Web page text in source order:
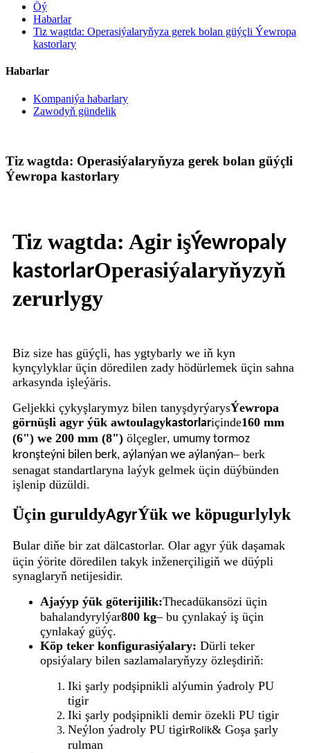
Öý
Habarlar
Tiz wagtda: Operasiýalaryňyza gerek bolan güýçli Ýewropa
kastorlary
Habarlar
Kompaniýa habarlary
Zawodyň gündelik
Tiz wagtda: Operasiýalaryňyza gerek bolan güýçli
Ýewropa kastorlary
Tiz wagtda: Agir işÝewropaly
kastorlarOperasiýalaryňyzyň
zerurlygy
Biz size has güýçli, has ygtybarly we iň kyn
kynçylyklar üçin döredilen zady hödürlemek üçin sahna
arkasynda işleýäris.
Geljekki çykyşlarymyz bilen tanyşdyrýarysÝewropa
görnüşli agyr ýük awtoulagykastorlariçinde160 mm
(6") we 200 mm (8") ölçegler, umumy tormoz
kronşteýni bilen berk, aýlanýan we aýlanýan– berk
senagat standartlaryna laýyk gelmek üçin düýbünden
işlenip düzüldi.
Üçin guruldyAgyrÝük we köpugurlylyk
Bular diňe bir zat dälcastorlar. Olar agyr ýük daşamak
üçin ýörite döredilen takyk inženerçiligiň we düýpli
synaglaryň netijesidir.
Ajaýyp ýük göterijilik:Thecadükansözi üçin
bahalandyrylýar800 kg– bu çynlakaý iş üçin
çynlakaý güýç.
Köp teker konfigurasiýalary: Dürli teker
opsiýalary bilen sazlamalaryňyzy özleşdiriň:
Iki şarly podşipnikli alýumin ýadroly PU
tigir
Iki şarly podşipnikli demir özekli PU tigir
Neýlon ýadroly PU tigirRolik& Goşa şarly
rulman